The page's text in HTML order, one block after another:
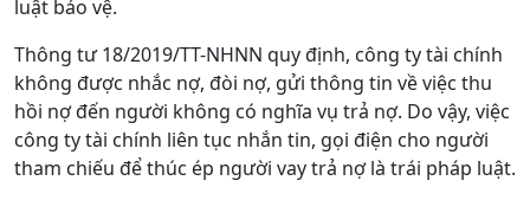
luật bảo vệ.
Thông tư 18/2019/TT-NHNN quy định, công ty tài chính
không được nhắc nợ, đòi nợ, gửi thông tin về việc thu
hồi nợ đến người không có nghĩa vụ trả nợ. Do vậy, việc
công ty tài chính liên tục nhắn tin, gọi điện cho người
tham chiếu để thúc ép người vay trả nợ là trái pháp luật.